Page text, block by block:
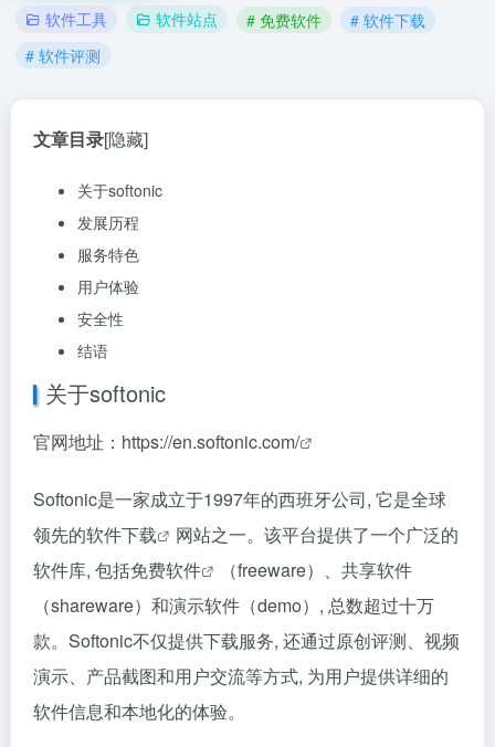
软件工具 软件站点 # 免费软件
# 软件下载
# 软件评测
文章目录[隐藏]
关于softonic
发展历程
服务特色
用户体验
安全性
结语
关于softonic
官网地址： https://en.softonic.com/
Softonic是一家成立于1997年的西班牙公司, 它是全球
领先的软件下载
网站之一。该平台提供了一个广泛的
软件库, 包括免费软件
（freeware）、共享软件
（shareware）和演示软件（demo）, 总数超过十万
款。Softonic不仅提供下载服务, 还通过原创评测、视频
演示、产品截图和用户交流等方式, 为用户提供详细的
软件信息和本地化的体验。